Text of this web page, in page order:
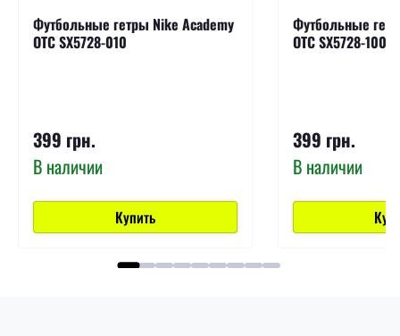
Футбольные гетры Nike Academy
OTC SX5728-010
399 грн.
В наличии
Купить
Футбольные
OTC SX5728-100
399 грн.
В наличии